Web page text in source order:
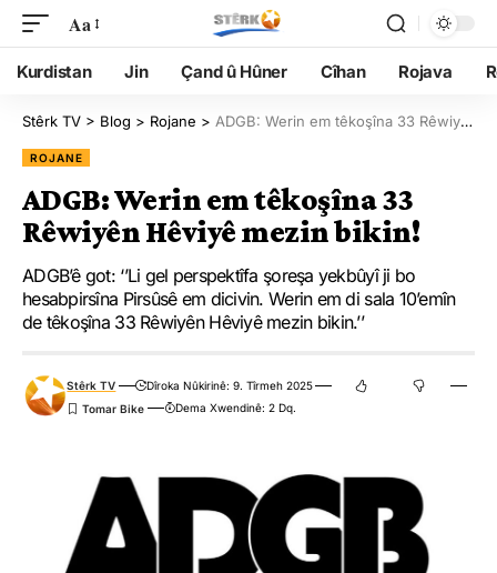
Aa
Kurdistan Jin Çand û Hûner Cîhan Rojava
Stêrk TV > Blog > Rojane > ADGB: Werin em têkoşîna 33 Rêwiyên Hêviyê mezin bikin!
ROJANE
ADGB: Werin em têkoşîna 33
Rêwiyên Hêviyê mezin bikin!
ADGB’ê got: ‘’Li gel perspektîfa şoreşa yekbûyî ji bo
hesabpirsîna Pirsûsê em dicivin. Werin em di sala 10’emîn
de têkoşîna 33 Rêwiyên Hêviyê mezin bikin.’’
Stêrk TV
Dîroka Nûkirinê: 9. Tîrmeh 2025
Dema Xwendinê: 2 Dq.